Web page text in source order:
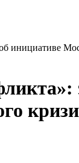
инициативе